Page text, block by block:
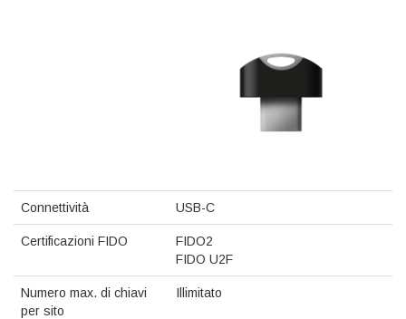
Connettività USB-C
Certificazioni FIDO
FIDO2
FIDO U2F
Numero max. di chiavi
per sito
Illimitato